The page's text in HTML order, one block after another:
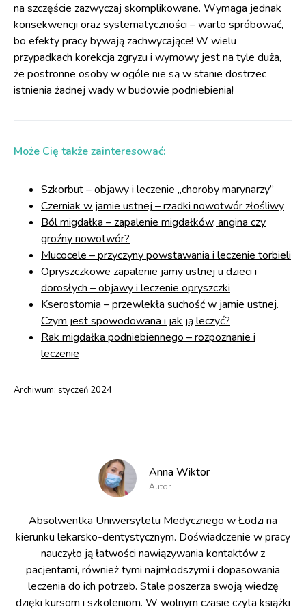
na szczęście zazwyczaj skomplikowane. Wymaga jednak
konsekwencji oraz systematyczności – warto spróbować,
bo efekty pracy bywają zachwycające! W wielu
przypadkach korekcja zgryzu i wymowy jest na tyle duża,
że postronne osoby w ogóle nie są w stanie dostrzec
istnienia żadnej wady w budowie podniebienia!
Może Cię także zainteresować:
Szkorbut – objawy i leczenie „choroby marynarzy”
Czerniak w jamie ustnej – rzadki nowotwór złośliwy
Ból migdałka – zapalenie migdałków, angina czy
groźny nowotwór?
Mucocele – przyczyny powstawania i leczenie torbieli
Opryszczkowe zapalenie jamy ustnej u dzieci i
dorosłych – objawy i leczenie opryszczki
Kserostomia – przewlekła suchość w jamie ustnej.
Czym jest spowodowana i jak ją leczyć?
Rak migdałka podniebiennego – rozpoznanie i
leczenie
Archiwum: styczeń 2024
Anna Wiktor
Autor
Absolwentka Uniwersytetu Medycznego w Łodzi na
kierunku lekarsko-dentystycznym. Doświadczenie w pracy
nauczyło ją łatwości nawiązywania kontaktów z
pacjentami, również tymi najmłodszymi i dopasowania
leczenia do ich potrzeb. Stale poszerza swoją wiedzę
dzięki kursom i szkoleniom. W wolnym czasie czyta książki